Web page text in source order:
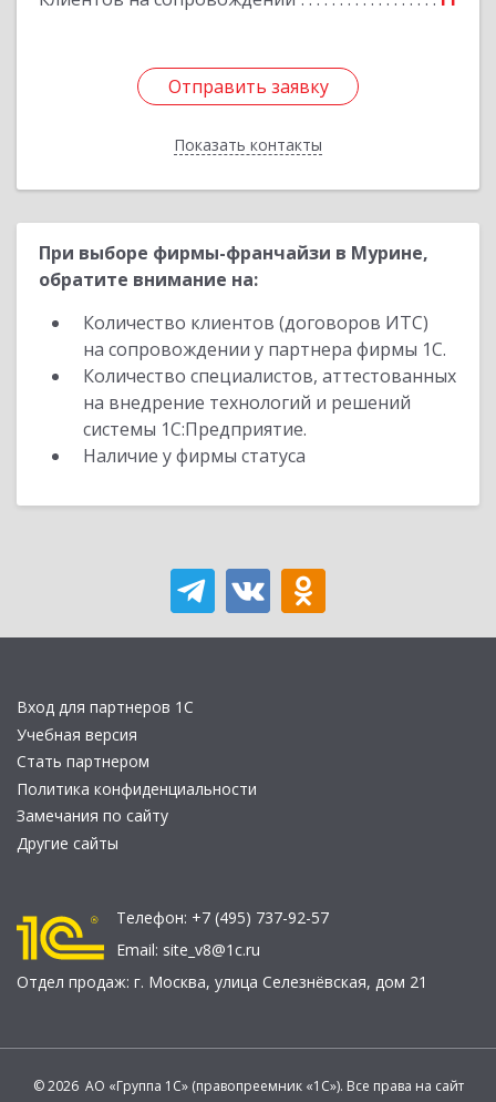
Отправить заявку
Показать контакты
Отправить заявку
Назад
При выборе фирмы-франчайзи в Мурине,
обратите внимание на:
Количество клиентов (договоров ИТС)
на сопровождении у партнера фирмы 1С.
Количество специалистов, аттестованных
на внедрение технологий и решений
системы 1С:Предприятие.
Наличие у фирмы статуса
Вход для партнеров 1С
Учебная версия
Стать партнером
Политика конфиденциальности
Замечания по сайту
Другие сайты
Телефон: +7 (495) 737-92-57
Email: site_v8@1c.ru
Отдел продаж: г. Москва, улица Селезнёвская, дом 21
© 2026 АО «Группа 1С» (правопреемник «1С»). Все права на сайт